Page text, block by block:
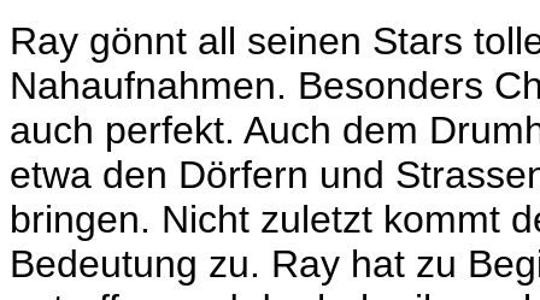
Ray gönnt all seinen Stars
Nahaufnahmen. Besonders
auch perfekt. Auch dem
etwa den Dörfern und
bringen. Nicht zuletzt kommt
Bedeutung zu. Ray hat zu